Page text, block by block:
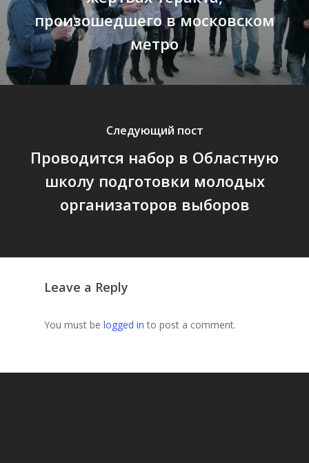
произошедшего в московском
метро
Следующий пост
Проводится набор в Областную
школу подготовки молодых
организаторов выборов
Leave a Reply
You must be logged in to post a comment.